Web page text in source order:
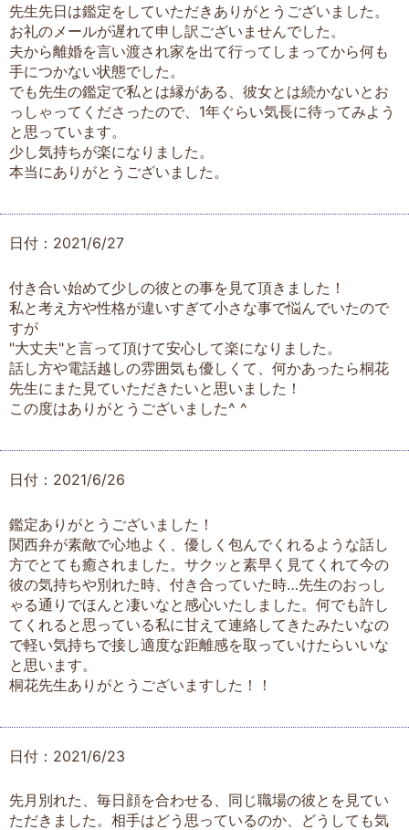
先生先日は鑑定をしていただきありがとうございました。
お礼のメールが遅れて申し訳ございませんでした。
夫から離婚を言い渡され家を出て行ってしまってから何も
手につかない状態でした。
でも先生の鑑定で私とは縁がある、彼女とは続かないとお
っしゃってくださったので、1年ぐらい気長に待ってみよう
と思っています。
少し気持ちが楽になりました。
本当にありがとうございました。
日付：2021/6/27
付き合い始めて少しの彼との事を見て頂きました！
私と考え方や性格が違いすぎて小さな事で悩んでいたので
すが
"大丈夫"と言って頂けて安心して楽になりました。
話し方や電話越しの雰囲気も優しくて、何かあったら桐花
先生にまた見ていただきたいと思いました！
この度はありがとうございました^ ^
日付：2021/6/26
鑑定ありがとうございました！
関西弁が素敵で心地よく、優しく包んでくれるような話し
方でとても癒されました。サクッと素早く見てくれて今の
彼の気持ちや別れた時、付き合っていた時…先生のおっし
ゃる通りでほんと凄いなと感心いたしました。何でも許し
てくれると思っている私に甘えて連絡してきたみたいなの
で軽い気持ちで接し適度な距離感を取っていけたらいいな
と思います。
桐花先生ありがとうございますした！！
日付：2021/6/23
先月別れた、毎日顔を合わせる、同じ職場の彼とを見てい
ただきました。相手はどう思っているのか、どうしても気